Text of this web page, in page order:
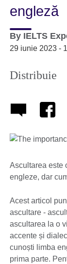
engleză
By IELTS
29 iunie 2023 -
Distribuie
Ascultarea este
engleze, dar
Acest articol
ascultare -
ascultarea la o
accente și
cunoști limba
prima parte.